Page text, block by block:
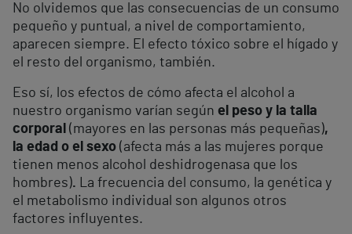
No olvidemos que las consecuencias de un consumo
pequeño y puntual, a nivel de comportamiento,
aparecen siempre. El efecto tóxico sobre el hígado y
el resto del organismo, también.
Eso sí, los efectos de cómo afecta el alcohol a
nuestro organismo varían según el peso y la talla
corporal (mayores en las personas más pequeñas),
la edad o el sexo (afecta más a las mujeres porque
tienen menos alcohol deshidrogenasa que los
hombres). La frecuencia del consumo, la genética y
el metabolismo individual son algunos otros
factores influyentes.